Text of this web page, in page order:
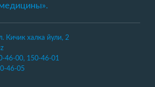
Кичик халка йули, 2
46-00, 150-46-01
46-05